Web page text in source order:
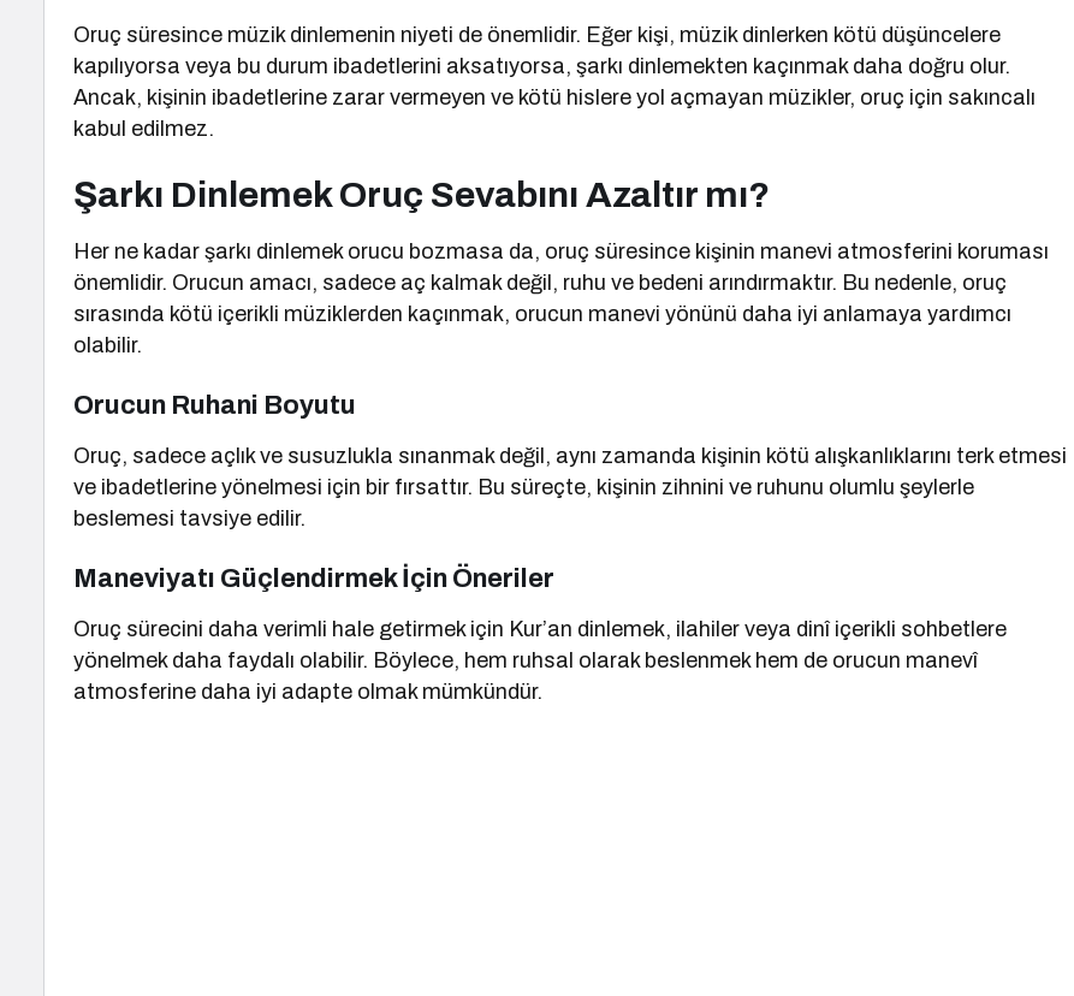
Oruç süresince müzik dinlemenin niyeti de önemlidir. Eğer kişi, müzik dinlerken kötü düşüncelere
kapılıyorsa veya bu durum ibadetlerini aksatıyorsa, şarkı dinlemekten kaçınmak daha doğru olur.
Ancak, kişinin ibadetlerine zarar vermeyen ve kötü hislere yol açmayan müzikler, oruç için sakıncalı
kabul edilmez.
Şarkı Dinlemek Oruç Sevabını Azaltır mı?
Her ne kadar şarkı dinlemek orucu bozmasa da, oruç süresince kişinin manevi atmosferini koruması
önemlidir. Orucun amacı, sadece aç kalmak değil, ruhu ve bedeni arındırmaktır. Bu nedenle, oruç
sırasında kötü içerikli müziklerden kaçınmak, orucun manevi yönünü daha iyi anlamaya yardımcı
olabilir.
Orucun Ruhani Boyutu
Oruç, sadece açlık ve susuzlukla sınanmak değil, aynı zamanda kişinin kötü alışkanlıklarını terk etmesi
ve ibadetlerine yönelmesi için bir fırsattır. Bu süreçte, kişinin zihnini ve ruhunu olumlu şeylerle
beslemesi tavsiye edilir.
Maneviyatı Güçlendirmek İçin Öneriler
Oruç sürecini daha verimli hale getirmek için Kur’an dinlemek, ilahiler veya dinî içerikli sohbetlere
yönelmek daha faydalı olabilir. Böylece, hem ruhsal olarak beslenmek hem de orucun manevî
atmosferine daha iyi adapte olmak mümkündür.